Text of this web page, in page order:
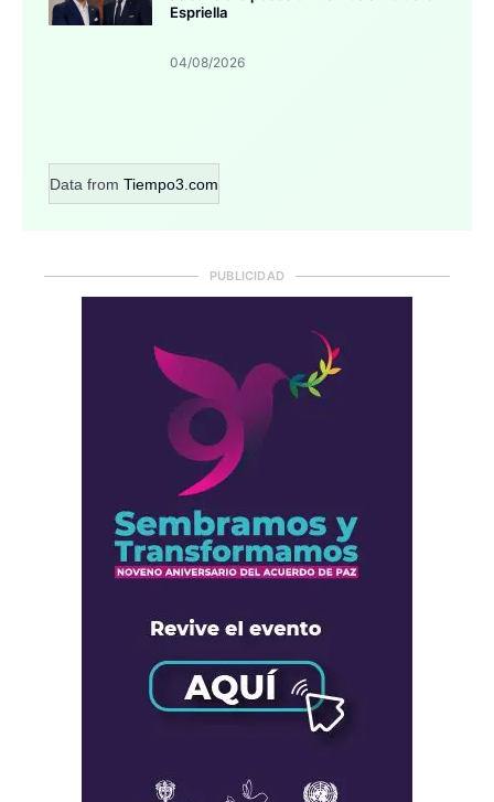
Espriella
04/08/2026
Data from Tiempo3.com
PUBLICIDAD